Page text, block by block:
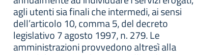
agli utenti sia finali che intermedi, ai sensi
dell’articolo 10, comma 5, del decreto
legislativo 7 agosto 1997, n. 279. Le
amministrazioni provvedono altresì alla